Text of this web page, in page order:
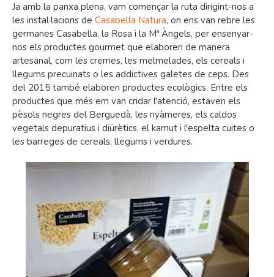
Ja amb la panxa plena, vam començar la ruta dirigint-nos a
les instal·lacions de Casabella Natura, on ens van rebre les
germanes Casabella, la Rosa i la Mª Àngels, per ensenyar-
nos els productes gourmet que elaboren de manera
artesanal, com les cremes, les melmelades, els cereals i
llegums precuinats o les addictives galetes de ceps. Des
del 2015 també elaboren productes ecològics. Entre els
productes que més em van cridar l'atenció, estaven els
pèsols negres del Berguedà, les nyàmeres, els caldos
vegetals depuratius i diürètics, el kamut i l'espelta cuites o
les barreges de cereals, llegums i verdures.